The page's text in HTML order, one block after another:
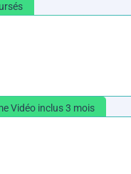
Vidéo inclus 3 mois